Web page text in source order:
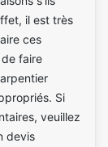
il est très
ces
faire
Si
veuillez
devis